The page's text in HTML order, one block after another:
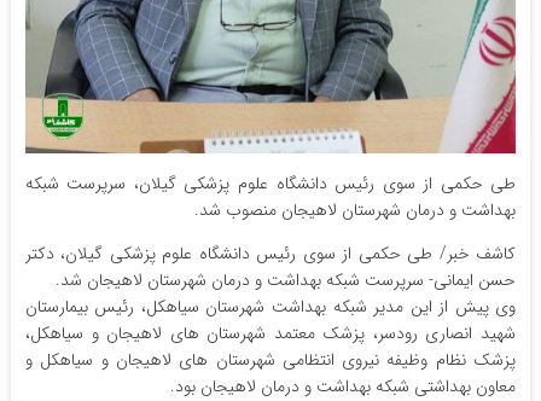
طی حکمی از سوی رئیس دانشگاه علوم پزشکی گیلان، سرپرست شبکه
بهداشت و درمان شهرستان لاهیجان منصوب شد.
کاشف خبر/ طی حکمی از سوی رئیس دانشگاه علوم پزشکی گیلان، دکتر
حسن ایمانی- سرپرست شبکه بهداشت و درمان شهرستان لاهیجان شد.
وی پیش از این مدیر شبکه بهداشت شهرستان سیاهکل، رئیس بیمارستان
شهید انصاری رودسر، پزشک معتمد شهرستان های لاهیجان و سیاهکل،
پزشک نظام وظیفه نیروی انتظامی شهرستان های لاهیجان و سیاهکل و
معاون بهداشتی شبکه بهداشت و درمان لاهیجان بود.